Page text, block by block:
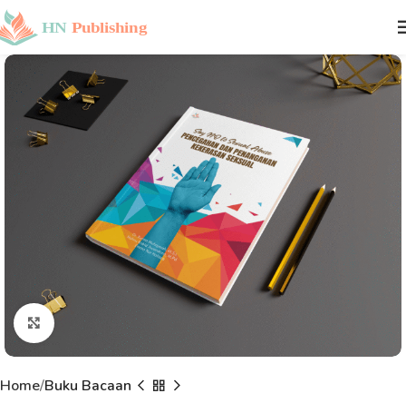
Click to enlarge
Home Buku Bacaan